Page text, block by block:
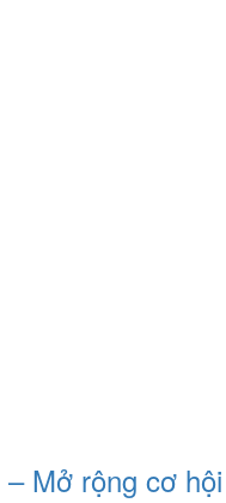
Mở rộng cơ